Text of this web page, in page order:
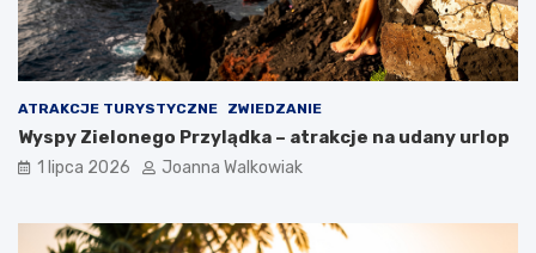
ATRAKCJE TURYSTYCZNE ZWIEDZANIE
Wyspy Zielonego Przylądka – atrakcje na udany urlop
1 lipca 2026 Joanna Walkowiak